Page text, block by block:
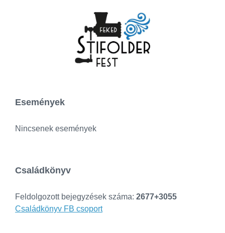
Események
Nincsenek események
Családkönyv
Feldolgozott bejegyzések száma: 2677+3055
Családkönyv FB csoport